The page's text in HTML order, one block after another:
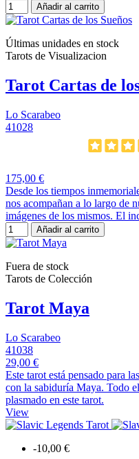
Añadir al carrito
Últimas unidades en stock
Tarots de Visualizacion
Tarot Cartas de
Lo Scarabeo
41028
175,00 €
Desde los tiempos
nos acompañan a lo largo de
imágenes de los mismos. El
Añadir al carrito
Fuera de stock
Tarots de Colección
Tarot Maya
Lo Scarabeo
41038
29,00 €
Este tarot está pensado para
con la sabiduría Maya. Todo
plasmado en este tarot.
View
-10,00 €